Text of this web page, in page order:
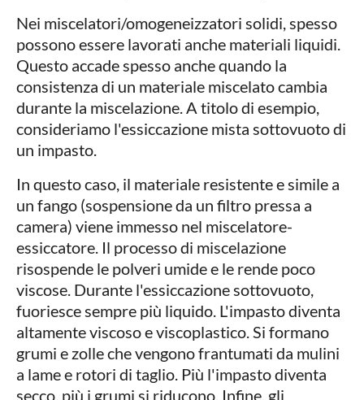
Nei miscelatori/omogeneizzatori solidi, spesso
possono essere lavorati anche materiali liquidi.
Questo accade spesso anche quando la
consistenza di un materiale miscelato cambia
durante la miscelazione. A titolo di esempio,
consideriamo l'essiccazione mista sottovuoto di
un impasto.
In questo caso, il materiale resistente e simile a
un fango (sospensione da un filtro pressa a
camera) viene immesso nel miscelatore-
essiccatore. Il processo di miscelazione
risospende le polveri umide e le rende poco
viscose. Durante l'essiccazione sottovuoto,
fuoriesce sempre più liquido. L'impasto diventa
altamente viscoso e viscoplastico. Si formano
grumi e zolle che vengono frantumati da mulini
a lame e rotori di taglio. Più l'impasto diventa
secco, più i grumi si riducono. Infine, gli